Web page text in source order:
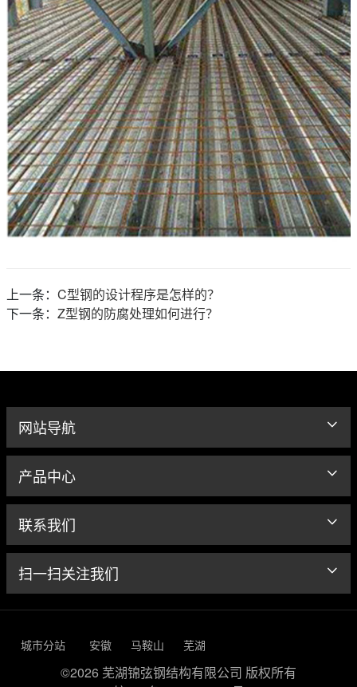
上一条： C型钢的设计程序是怎样的？
下一条： Z型钢的防腐处理如何进行？
网站导航
产品中心
联系我们
扫一扫关注我们
城市分站 安徽 马鞍山 芜湖
©2026 芜湖锦弦钢结构有限公司 版权所有